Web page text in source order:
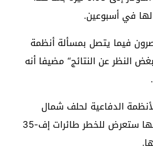
في أسبوعين.
فيما يتصل بمسألة أنظمة
بغض النظر عن النتائج“ مضيفا أنه
تلائم أنظمة إس-400 الأنظمة الدفاعية لحلف شمال
الأطلسي وتقول واشنطن إنها ستعرض للخطر طائرات إف-35